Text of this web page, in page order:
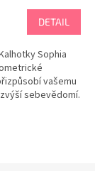
DETAIL
Sophia
vašemu
sebevědomí.